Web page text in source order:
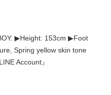
▶︎Height: 153cm ▶︎Foot
Spring yellow skin tone
Account』